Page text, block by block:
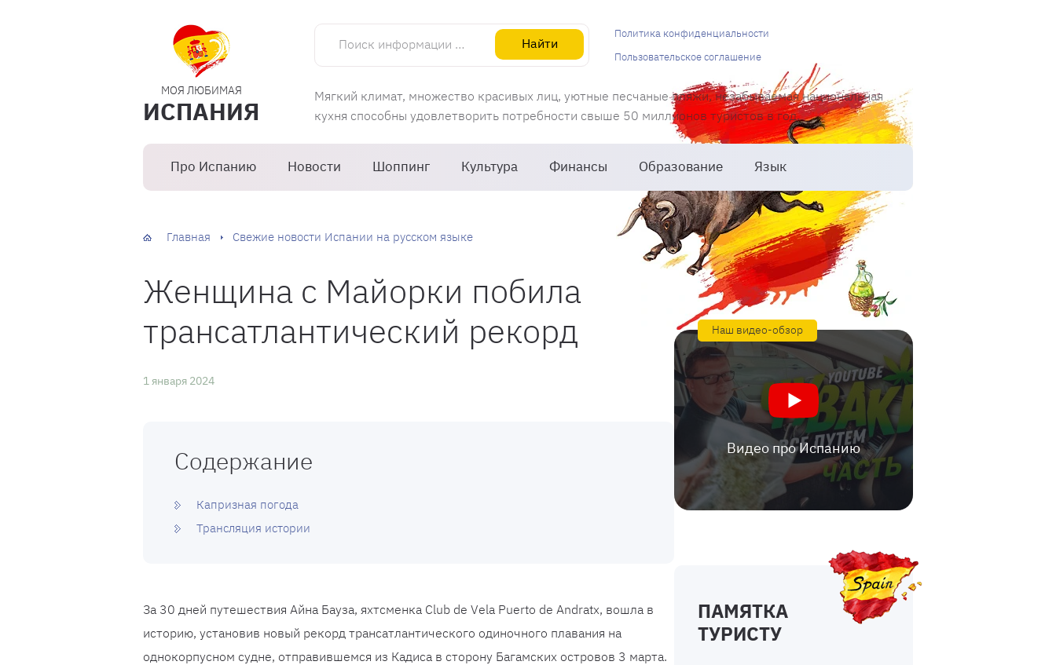
МОЯ ЛЮБИМАЯ
ИСПАНИЯ
Поиск информации об Испании
Найти
Мягкий климат, множество красивых лиц, уютные песчаные пляжи, незабываемая национальная
кухня способны удовлетворить потребности свыше 50 миллионов туристов в год.
Про Испанию Новости Шоппинг Культура Финансы Образование Язык
Политика конфиденциальности
Пользовательское соглашение
Главная Свежие новости Испании на русском языке
Женщина с Майорки побила
трансатлантический рекорд
1 января 2024
Содержание
Капризная погода
Трансляция истории
За 30 дней путешествия Айна Бауза, яхтсменка Club de Vela Puerto de Andratx, вошла в
историю, установив новый рекорд трансатлантического одиночного плавания на
однокорпусном судне, отправившемся из Кадиса в сторону Багамских островов 3 марта.
Наш видео-обзор
Видео про Испанию
ПАМЯТКА
ТУРИСТУ